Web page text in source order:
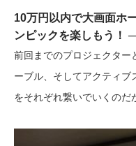
10万円以内で大画面ホ
ンピックを楽しもう！
前回までのプロジェクター
ーブル、そしてアクティブ
をそれぞれ繋いでいくの